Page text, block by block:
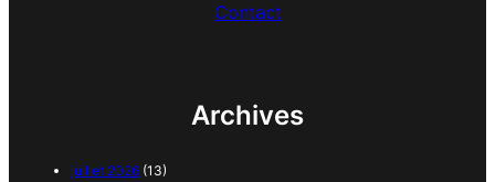
Contact
Archives
juillet 2026 (13)